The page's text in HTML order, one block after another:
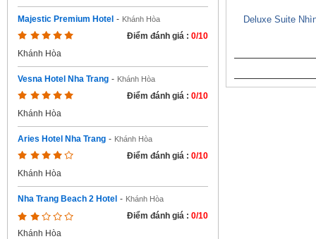
Majestic Premium Hotel - Khánh Hòa
Điểm đánh giá : 0/10
Khánh Hòa
Vesna Hotel Nha Trang - Khánh Hòa
Điểm đánh giá : 0/10
Khánh Hòa
Aries Hotel Nha Trang - Khánh Hòa
Điểm đánh giá : 0/10
Khánh Hòa
Nha Trang Beach 2 Hotel - Khánh Hòa
Điểm đánh giá : 0/10
Khánh Hòa
Deluxe Suite